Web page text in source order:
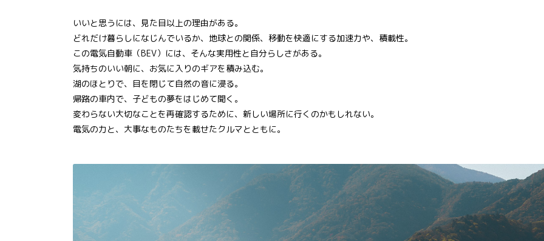
いいと思うには、見た目以上の理由がある。
どれだけ暮らしになじんでいるか、地球との関係、移動を快適にする加速力や、積載性。
この電気自動車（BEV）には、そんな実用性と自分らしさがある。
気持ちのいい朝に、お気に入りのギアを積み込む。
湖のほとりで、目を閉じて自然の音に浸る。
帰路の車内で、子どもの夢をはじめて聞く。
変わらない大切なことを再確認するために、新しい場所に行くのかもしれない。
電気の力と、大事なものたちを載せたクルマとともに。